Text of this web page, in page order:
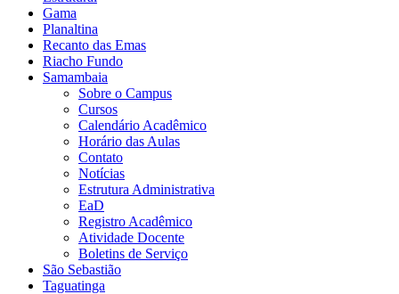
Gama
Planaltina
Recanto das Emas
Riacho Fundo
Samambaia
Sobre o Campus
Cursos
Calendário Acadêmico
Horário das Aulas
Contato
Notícias
Estrutura Administrativa
EaD
Registro Acadêmico
Atividade Docente
Boletins de Serviço
São Sebastião
Taguatinga